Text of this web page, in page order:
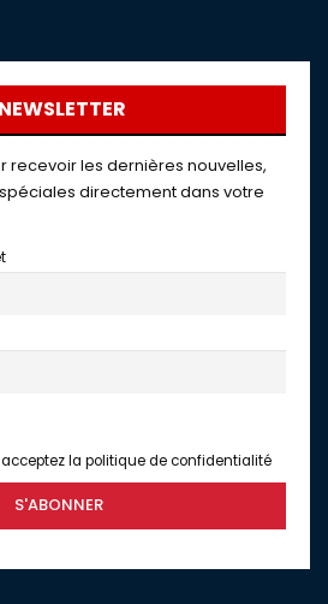
NEWSLETTER
recevoir les dernières nouvelles,
directement dans votre
la politique de confidentialité